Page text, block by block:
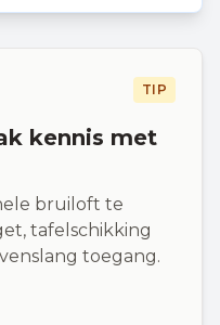
TIP
kennis met
bruiloft te
tafelschikking
toegang.